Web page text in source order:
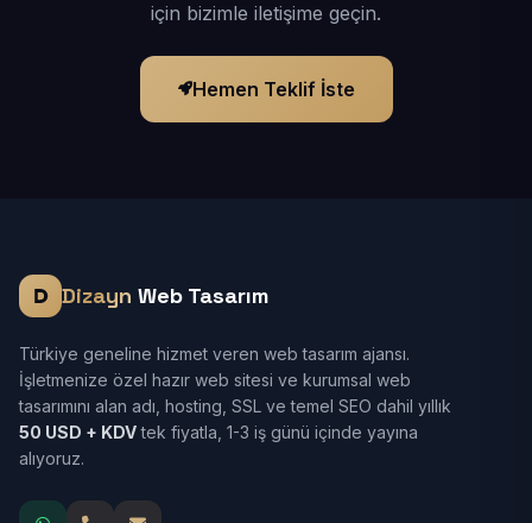
için bizimle iletişime geçin.
Hemen Teklif İste
Dizayn Web Tasarım
Türkiye geneline hizmet veren web tasarım ajansı.
İşletmenize özel hazır web sitesi ve kurumsal web
tasarımını alan adı, hosting, SSL ve temel SEO dahil yıllık
50 USD + KDVtek fiyatla, 1-3 iş günü içinde yayına
alıyoruz.